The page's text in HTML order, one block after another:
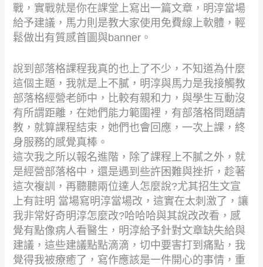
戰，實戰就是你在課堂上寫出一篇文章，明淳當場
給予建議，馬力則是教大家使用免費線上軟體，輕
鬆做出有質感首圖與banner 。
說到部落格課程我真的也上了不少，不知道為什麼
這個主題，我就是上不膩，明淳與馬力是我接觸教
部落格經營老師中，比較有親和力，與學生互動沒
有所謂距離，在她們能力範圍裡，有部落格問題請
教，就算課程結束，她們也會回應，一次上課，終
身服務的感覺真棒。
這次我之所以報名進階，除了課程上不膩之外，就
是經營部落格中，還是遇到些許困難與挫折，趁著
這次複訓，再聽聽兩位達人怎麼說?尤其招生文宣
上有註明 當場寫明淳當場改，這實在太刺激了，讓
我非常好奇明淳怎麼改?哈哈哈與其說改改看，感
覺有點像病人看醫生，明淳給予針對文章缺失給與
建議，這些建議點點滴滴，切中要害打到痛點，我
覺得我被療癒了，寫作應該是一件開心的事情，重